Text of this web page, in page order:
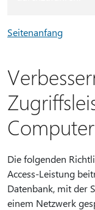
Seitenanfang
Computer
Die folgenden
Access-Leistung
Datenbank, mit der
einem Netzwerk